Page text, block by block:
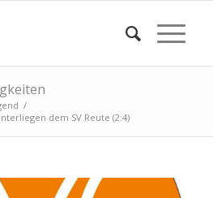
/
dem SV Reute (2:4)